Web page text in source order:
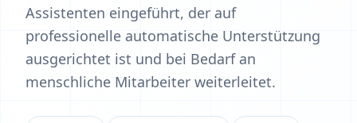
Assistenten eingeführt, der auf
professionelle automatische Unterstützung
ausgerichtet ist und bei Bedarf an
menschliche Mitarbeiter weiterleitet.